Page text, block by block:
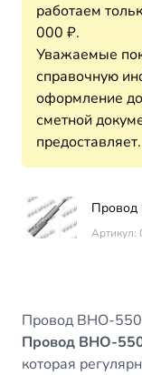
работаем
000 ₽.
Уважаемые
справочную
оформление
сметной
предоставляет.
Провод
Артикул:
Провод ВНО-550
Провод ВНО-
которая